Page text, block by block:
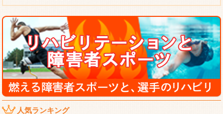
人気ランキング